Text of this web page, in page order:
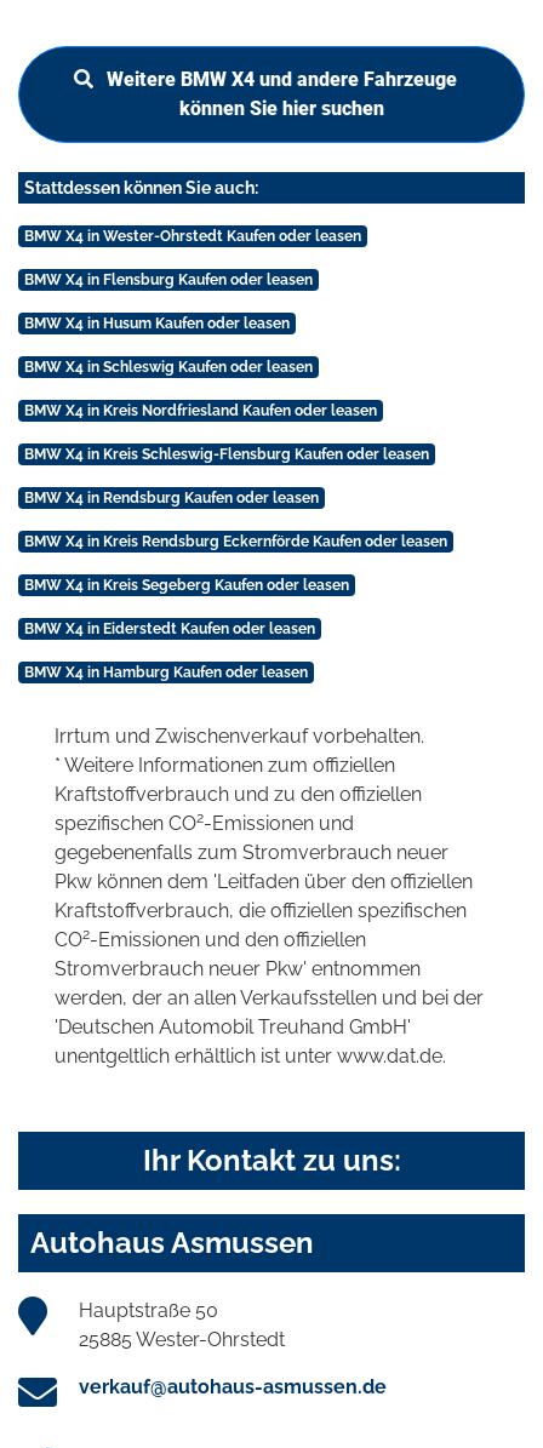
Weitere BMW X4 und andere Fahrzeuge
können Sie hier suchen
Stattdessen können Sie auch:
BMW X4 in Wester-Ohrstedt Kaufen oder leasen
BMW X4 in Flensburg Kaufen oder leasen
BMW X4 in Husum Kaufen oder leasen
BMW X4 in Schleswig Kaufen oder leasen
BMW X4 in Kreis Nordfriesland Kaufen oder leasen
BMW X4 in Kreis Schleswig-Flensburg Kaufen oder leasen
BMW X4 in Rendsburg Kaufen oder leasen
BMW X4 in Kreis Rendsburg Eckernförde Kaufen oder leasen
BMW X4 in Kreis Segeberg Kaufen oder leasen
BMW X4 in Eiderstedt Kaufen oder leasen
BMW X4 in Hamburg Kaufen oder leasen
Irrtum und Zwischenverkauf vorbehalten.
* Weitere Informationen zum offiziellen
Kraftstoffverbrauch und zu den offiziellen
spezifischen CO2-Emissionen und
gegebenenfalls zum Stromverbrauch neuer
Pkw können dem 'Leitfaden über den offiziellen
Kraftstoffverbrauch, die offiziellen spezifischen
CO2-Emissionen und den offiziellen
Stromverbrauch neuer Pkw' entnommen
werden, der an allen Verkaufsstellen und bei der
'Deutschen Automobil Treuhand GmbH'
unentgeltlich erhältlich ist unter www.dat.de.
Ihr Kontakt zu uns:
Autohaus Asmussen
Hauptstraße 50
25885 Wester-Ohrstedt
verkauf@autohaus-asmussen.de